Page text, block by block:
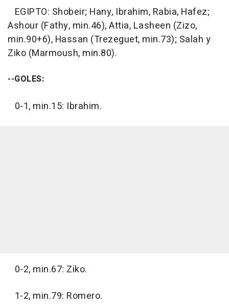
EGIPTO: Shobeir; Hany, Ibrahim, Rabia, Hafez;
Ashour (Fathy, min.46), Attia, Lasheen (Zizo,
min.90+6), Hassan (Trezeguet, min.73); Salah y
Ziko (Marmoush, min.80).
--GOLES:
0-1, min.15: Ibrahim.
0-2, min.67: Ziko.
1-2, min.79: Romero.